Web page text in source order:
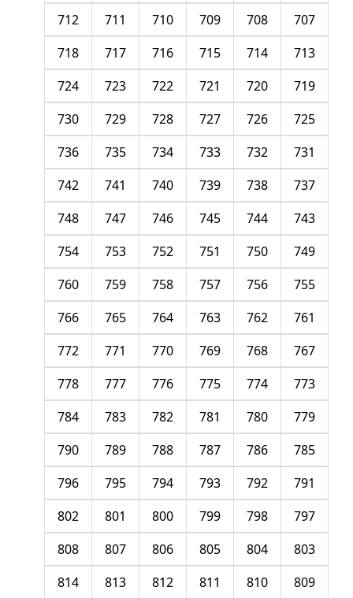
707
708
709
710
711
712
713
714
715
716
717
718
719
720
721
722
723
724
725
726
727
728
729
730
731
732
733
734
735
736
737
738
739
740
741
742
743
744
745
746
747
748
749
750
751
752
753
754
755
756
757
758
759
760
761
762
763
764
765
766
767
768
769
770
771
772
773
774
775
776
777
778
779
780
781
782
783
784
785
786
787
788
789
790
791
792
793
794
795
796
797
798
799
800
801
802
803
804
805
806
807
808
809
810
811
812
813
814